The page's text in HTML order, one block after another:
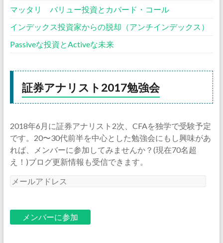
マッタリ バリュー投資とカバード・コール
インデックス投資家からの脱却（アンチインデックス）
Passiveな投資とActiveな未来
証券アナリスト2017勉強会
2018年6月に証券アナリスト2次、CFAを独学で受験予定
です。20〜30代前半を中心とした勉強会にもし興味があ
れば、メンバーに参加してみませんか？(現在70名超
え！)ブログ更新情報も受信できます。
メ